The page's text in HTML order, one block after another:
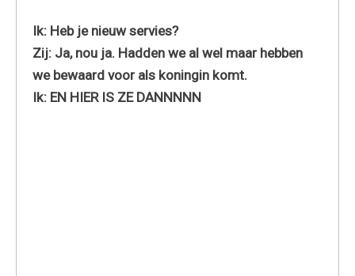
Ik: Heb je nieuw servies?
Zij: Ja, nou ja. Hadden we al wel maar hebben
we bewaard voor als koningin komt.
Ik: EN HIER IS ZE DANNNNN